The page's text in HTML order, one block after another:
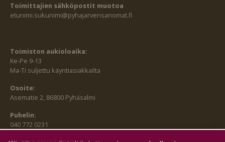
Toimittajien sähköpostit muotoa
etunimi.sukunimi@pyhajarvensanomat.fi
Toimiston aukioloaika:
Ke-Pe 9-13
Ma-Ti suljettu käyntiasiakkailta
Osoite:
Asematie 2, 86800 Pyhäsalmi
Puhelin:
040 772 0231